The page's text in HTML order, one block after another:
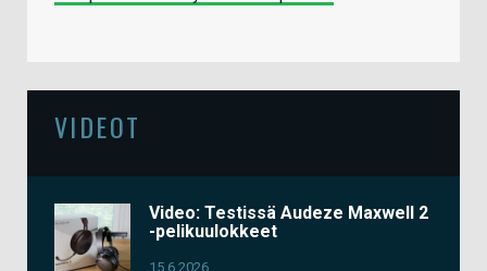
VIDEOT
Video: Testissä Audeze Maxwell 2
-pelikuulokkeet
15.6.2026